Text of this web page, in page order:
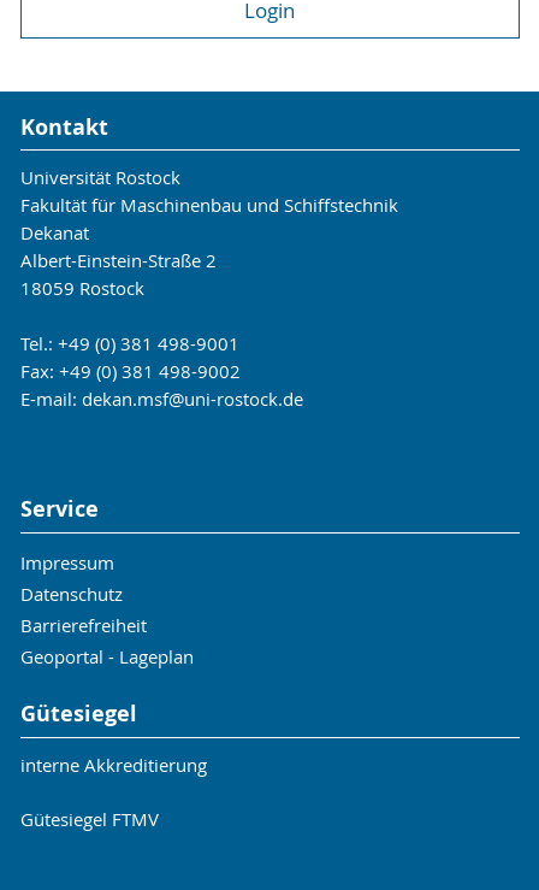
Kontakt
Universität Rostock
Fakultät für Maschinenbau und Schiffstechnik
Dekanat
Albert-Einstein-Straße 2
18059 Rostock
Tel.: +49 (0) 381 498-9001
Fax: +49 (0) 381 498-9002
E-mail: dekan.msf@uni-rostock.de
Service
Impressum
Datenschutz
Barrierefreiheit
Geoportal - Lageplan
Gütesiegel
interne Akkreditierung
Gütesiegel FTMV